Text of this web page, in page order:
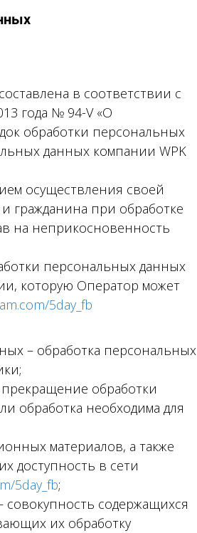
в соответствии с
года № 94-V «О
обработки персональных
данных компании WPK
осуществления своей
гражданина при обработке
на неприкосновенность
персональных данных
которую Оператор может
5day_fb
– обработка персональных
обработки
обработка необходима для
материалов, а также
доступность в сети
5day_fb;
содержащихся
их обработку